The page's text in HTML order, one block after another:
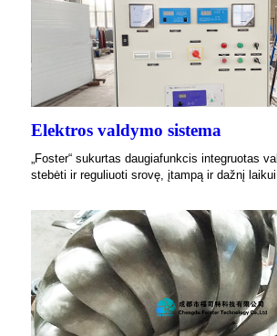
Elektros valdymo sistema
„Foster“ sukurtas daugiafunkcis integruotas
stebėti ir reguliuoti srovę, įtampą ir dažnį